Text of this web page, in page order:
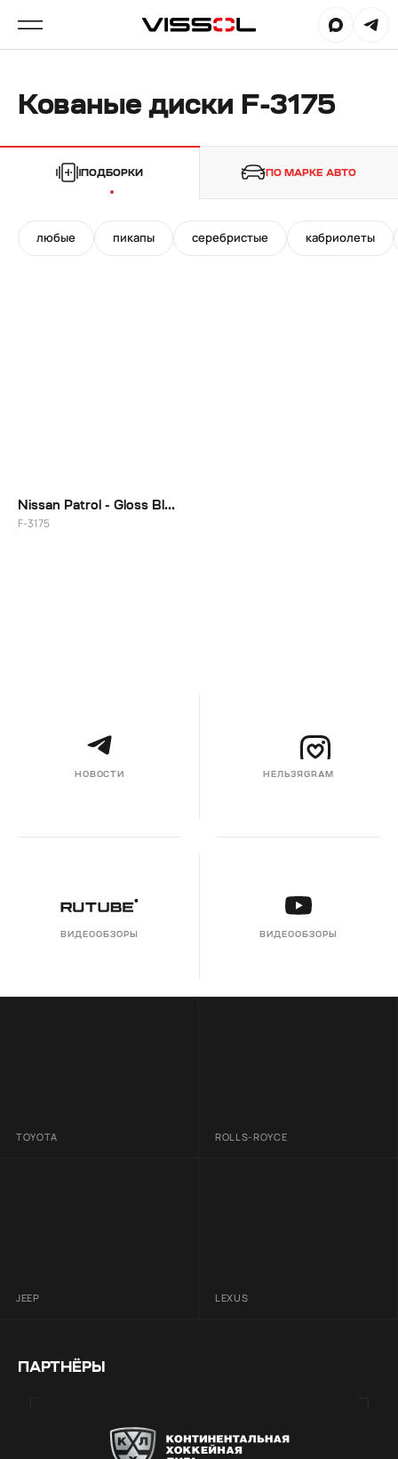
Кованые диски F-3175
ПОДБОРКИ ПО МАРКЕ АВТО
любые пикапы серебристые кабриолеты
Nissan Patrol - Gloss Black + Выделение отдельных элементов спиц красным цветом
F-3175
НОВОСТИ НЕЛЬЗЯGRAM
ВИДЕООБЗОРЫ ВИДЕООБЗОРЫ
TOYOTA ROLLS-ROYCE
JEEP LEXUS
ПАРТНЁРЫ